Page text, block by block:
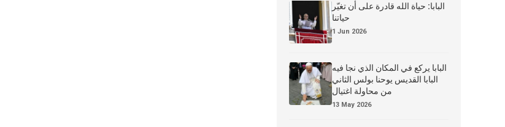
البابا: حياة الله قادرة على أن تغيّر
حياتنا
1 Jun 2026
البابا يركع في المكان الذي نجا فيه
البابا القديس يوحنا بولس الثاني
من محاولة اغتيال
13 May 2026